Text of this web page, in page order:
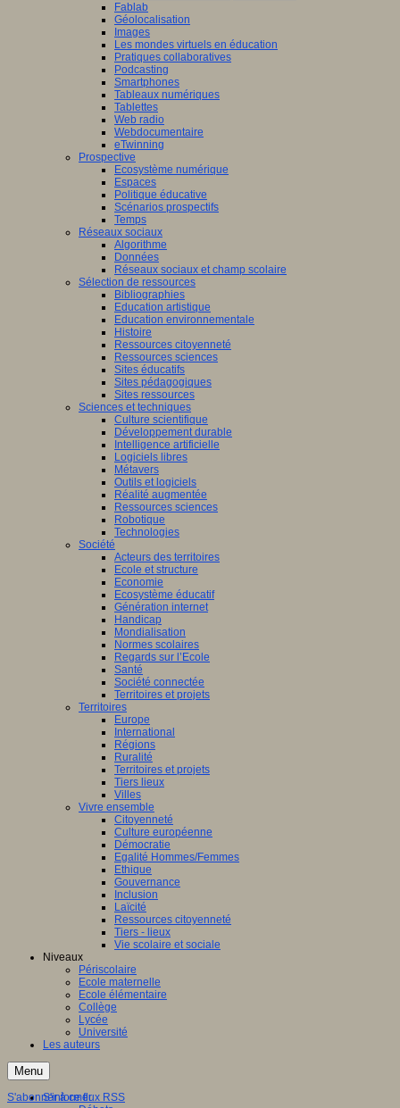
Fablab
Géolocalisation
Images
Les mondes virtuels en éducation
Pratiques collaboratives
Podcasting
Smartphones
Tableaux numériques
Tablettes
Web radio
Webdocumentaire
eTwinning
Prospective
Ecosystème numérique
Espaces
Politique éducative
Scénarios prospectifs
Temps
Réseaux sociaux
Algorithme
Données
Réseaux sociaux et champ scolaire
Sélection de ressources
Bibliographies
Education artistique
Education environnementale
Histoire
Ressources citoyenneté
Ressources sciences
Sites éducatifs
Sites pédagogiques
Sites ressources
Sciences et techniques
Culture scientifique
Développement durable
Intelligence artificielle
Logiciels libres
Métavers
Outils et logiciels
Réalité augmentée
Ressources sciences
Robotique
Technologies
Société
Acteurs des territoires
Ecole et structure
Economie
Ecosystème éducatif
Génération internet
Handicap
Mondialisation
Normes scolaires
Regards sur l’Ecole
Santé
Société connectée
Territoires et projets
Territoires
Europe
International
Régions
Ruralité
Territoires et projets
Tiers lieux
Villes
Vivre ensemble
Citoyenneté
Culture européenne
Démocratie
Egalité Hommes/Femmes
Ethique
Gouvernance
Inclusion
Laïcité
Ressources citoyenneté
Tiers - lieux
Vie scolaire et sociale
Niveaux
Périscolaire
Ecole maternelle
Ecole élémentaire
Collège
Lycée
Université
Les auteurs
Menu
S'informer
S'abonner à ce flux RSS